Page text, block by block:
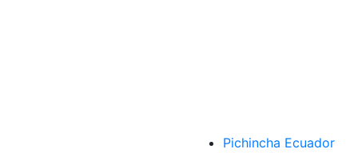
Pichincha Ecuador